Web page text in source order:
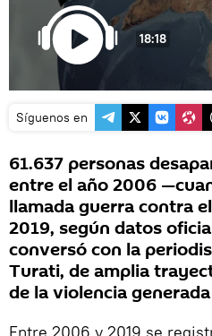
18:18
Síguenos en
61.637 personas
entre el año 2006
llamada guerra contra
2019, según datos
conversó con la
Turati, de amplia
de la violencia